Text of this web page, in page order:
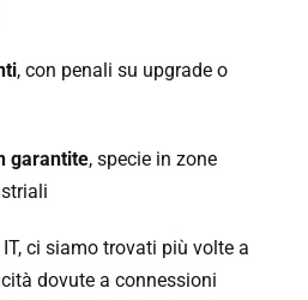
, con penali su upgrade o
garantite, specie in zone
ci siamo trovati più volte a
dovute a connessioni